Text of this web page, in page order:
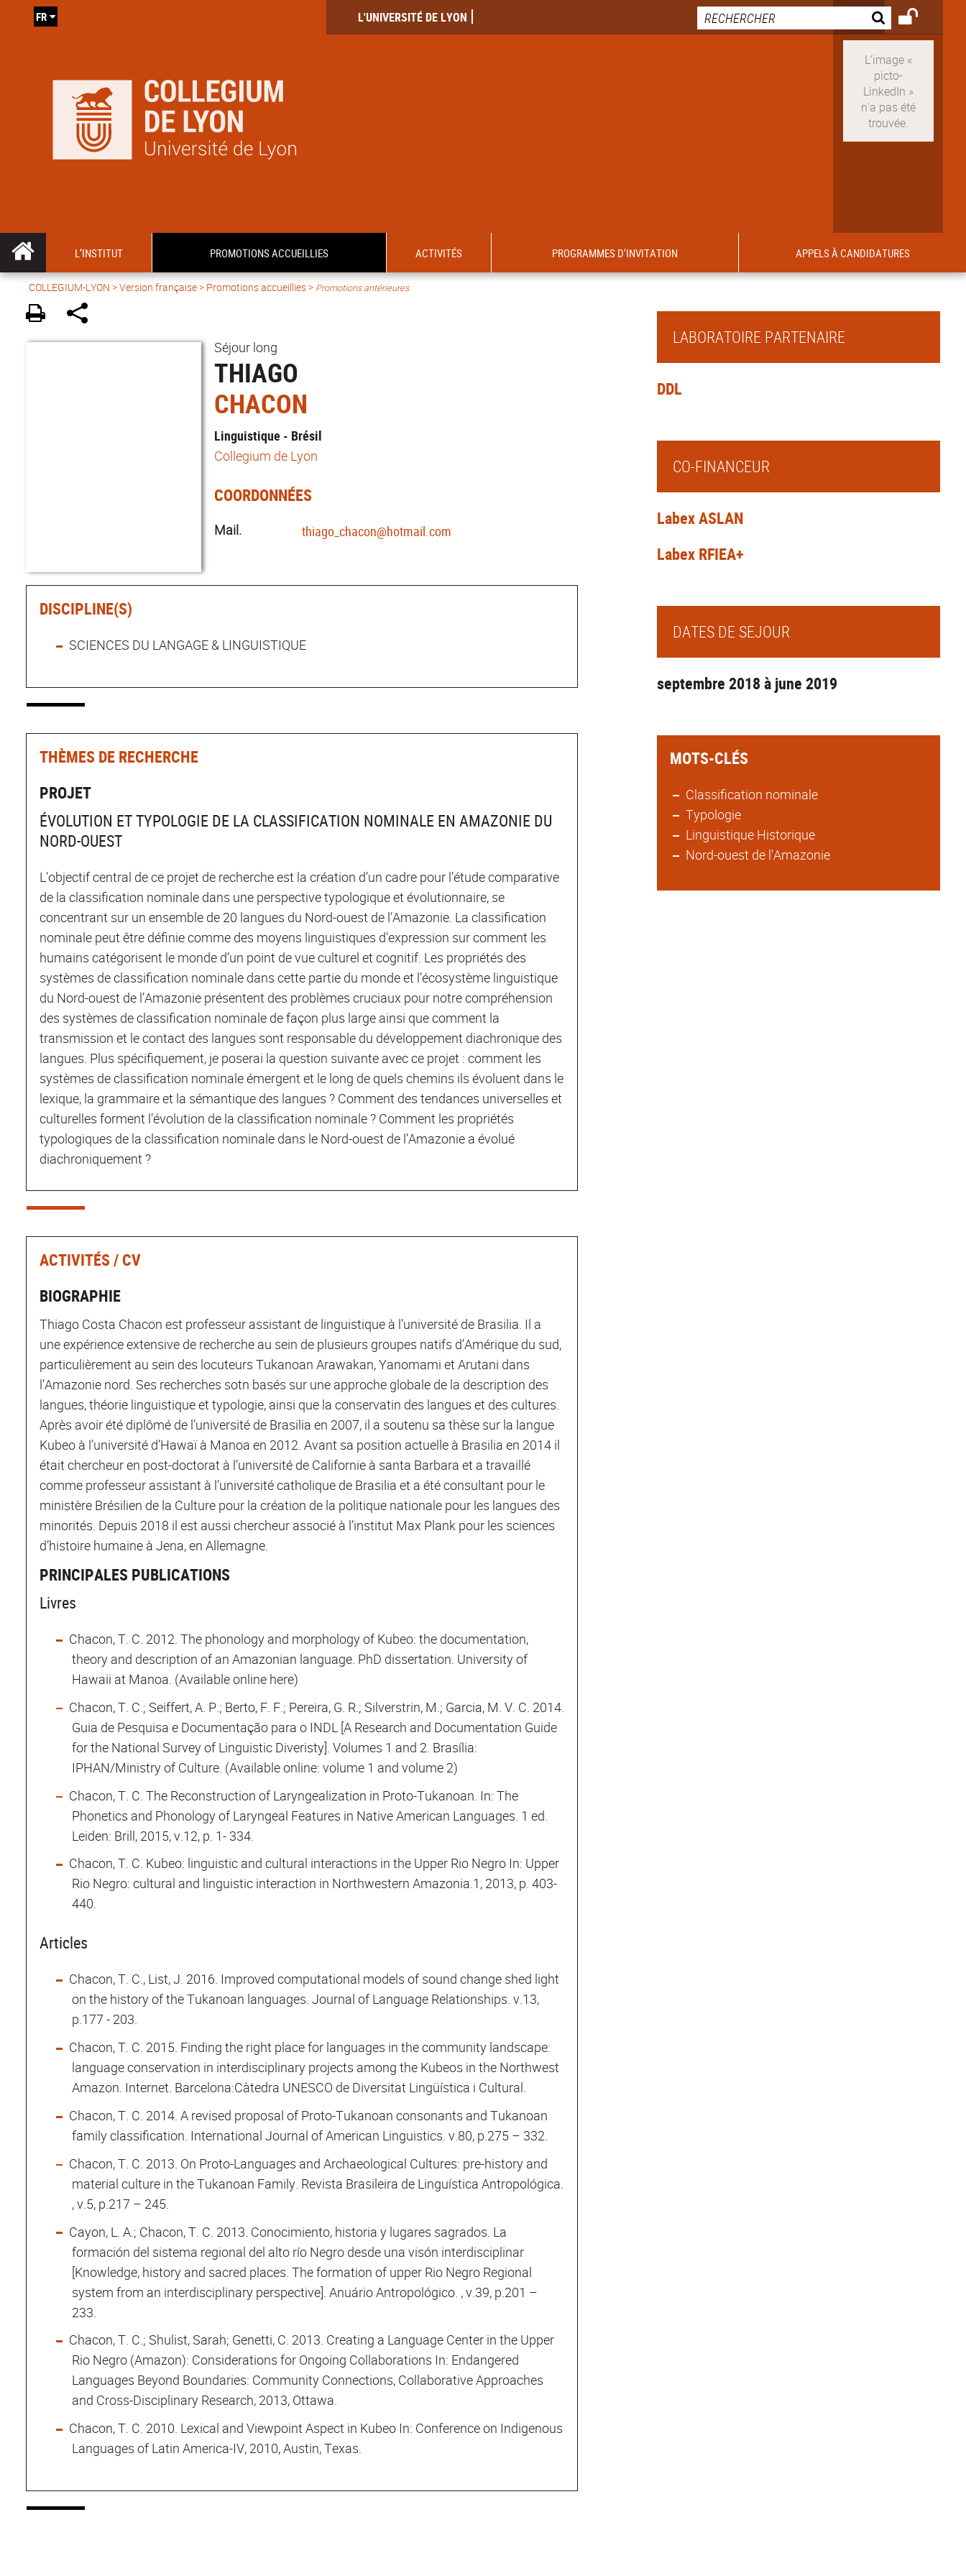
L'UNIVERSITÉ DE LYON
FR
L’INSTITUT PROMOTIONS ACCUEILLIES ACTIVITÉS PROGRAMMES D'INVITATION APPELS À CANDIDATURES
COLLEGIUM-LYON >Version française> Promotions accueillies > Promotions antérieures
Séjour long
THIAGO
CHACON
Linguistique - Brésil
Collegium de Lyon
COORDONNÉES
Mail. thiago_chacon@hotmail.com
DISCIPLINE(S)
SCIENCES DU LANGAGE & LINGUISTIQUE
THÈMES DE RECHERCHE
PROJET
ÉVOLUTION ET TYPOLOGIE DE LA CLASSIFICATION NOMINALE EN AMAZONIE DU
NORD-OUEST
L’objectif central de ce projet de recherche est la création d’un cadre pour l’étude comparative
de la classification nominale dans une perspective typologique et évolutionnaire, se
concentrant sur un ensemble de 20 langues du Nord-ouest de l’Amazonie. La classification
nominale peut être définie comme des moyens linguistiques d’expression sur comment les
humains catégorisent le monde d’un point de vue culturel et cognitif. Les propriétés des
systèmes de classification nominale dans cette partie du monde et l’écosystème linguistique
du Nord-ouest de l’Amazonie présentent des problèmes cruciaux pour notre compréhension
des systèmes de classification nominale de façon plus large ainsi que comment la
transmission et le contact des langues sont responsable du développement diachronique des
langues. Plus spécifiquement, je poserai la question suivante avec ce projet : comment les
systèmes de classification nominale émergent et le long de quels chemins ils évoluent dans le
lexique, la grammaire et la sémantique des langues ? Comment des tendances universelles et
culturelles forment l’évolution de la classification nominale ? Comment les propriétés
typologiques de la classification nominale dans le Nord-ouest de l’Amazonie a évolué
diachroniquement ?
ACTIVITÉS / CV
BIOGRAPHIE
Thiago Costa Chacon est professeur assistant de linguistique à l’université de Brasilia. Il a
une expérience extensive de recherche au sein de plusieurs groupes natifs d’Amérique du sud,
particulièrement au sein des locuteurs Tukanoan Arawakan, Yanomami et Arutani dans
l’Amazonie nord. Ses recherches sotn basés sur une approche globale de la description des
langues, théorie linguistique et typologie, ainsi que la conservatin des langues et des cultures.
Après avoir été diplômé de l’université de Brasilia en 2007, il a soutenu sa thèse sur la langue
Kubeo à l’université d’Hawaï à Manoa en 2012. Avant sa position actuelle à Brasilia en 2014 il
était chercheur en post-doctorat à l’université de Californie à santa Barbara et a travaillé
comme professeur assistant à l’université catholique de Brasilia et a été consultant pour le
ministère Brésilien de la Culture pour la création de la politique nationale pour les langues des
minorités. Depuis 2018 il est aussi chercheur associé à l’institut Max Plank pour les sciences
d’histoire humaine à Jena, en Allemagne.
PRINCIPALES PUBLICATIONS
Livres
Chacon, T. C. 2012. The phonology and morphology of Kubeo: the documentation,
theory and description of an Amazonian language. PhD dissertation. University of
Hawaii at Manoa. (Available online here)
Chacon, T. C.; Seiffert, A. P.; Berto, F. F.; Pereira, G. R.; Silverstrin, M.; Garcia, M. V. C. 2014.
Guia de Pesquisa e Documentação para o INDL [A Research and Documentation Guide
for the National Survey of Linguistic Diveristy]. Volumes 1 and 2. Brasília:
IPHAN/Ministry of Culture. (Available online: volume 1 and volume 2)
Chacon, T. C. The Reconstruction of Laryngealization in Proto-Tukanoan. In: The
Phonetics and Phonology of Laryngeal Features in Native American Languages. 1 ed.
Leiden: Brill, 2015, v.12, p. 1- 334.
Chacon, T. C. Kubeo: linguistic and cultural interactions in the Upper Rio Negro In: Upper
Rio Negro: cultural and linguistic interaction in Northwestern Amazonia.1, 2013, p. 403-
440.
Articles
Chacon, T. C., List, J. 2016. Improved computational models of sound change shed light
on the history of the Tukanoan languages. Journal of Language Relationships. v.13,
p.177 - 203.
Chacon, T. C. 2015. Finding the right place for languages in the community landscape:
language conservation in interdisciplinary projects among the Kubeos in the Northwest
Amazon. Internet. Barcelona:Càtedra UNESCO de Diversitat Lingüística i Cultural.
Chacon, T. C. 2014. A revised proposal of Proto-Tukanoan consonants and Tukanoan
family classification. International Journal of American Linguistics. v.80, p.275 – 332.
Chacon, T. C. 2013. On Proto-Languages and Archaeological Cultures: pre-history and
material culture in the Tukanoan Family. Revista Brasileira de Linguística Antropológica.
, v.5, p.217 – 245.
Cayon, L. A.; Chacon, T. C. 2013. Conocimiento, historia y lugares sagrados. La
formación del sistema regional del alto río Negro desde una visón interdisciplinar
[Knowledge, history and sacred places. The formation of upper Rio Negro Regional
system from an interdisciplinary perspective]. Anuário Antropológico. , v.39, p.201 –
233.
Chacon, T. C.; Shulist, Sarah; Genetti, C. 2013. Creating a Language Center in the Upper
Rio Negro (Amazon): Considerations for Ongoing Collaborations In: Endangered
Languages Beyond Boundaries: Community Connections, Collaborative Approaches
and Cross-Disciplinary Research, 2013, Ottawa.
Chacon, T. C. 2010. Lexical and Viewpoint Aspect in Kubeo In: Conference on Indigenous
Languages of Latin America-IV, 2010, Austin, Texas.
LABORATOIRE PARTENAIRE
DDL
CO-FINANCEUR
Labex ASLAN
Labex RFIEA+
DATES DE SEJOUR
septembre 2018 à june 2019
MOTS-CLÉS
Classification nominale
Typologie
Linguistique Historique
Nord-ouest de l'Amazonie